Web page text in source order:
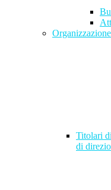
Organizzazione
Titolari
di